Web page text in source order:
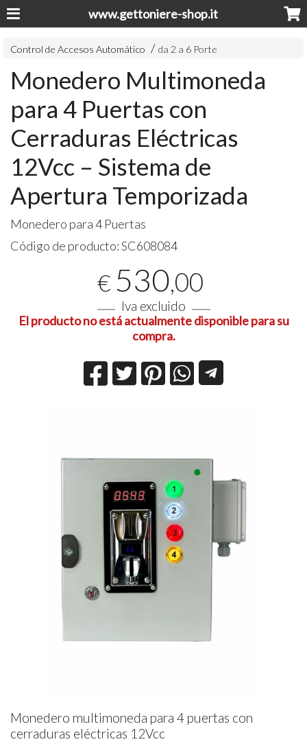
www.gettoniere-shop.it
Control de Accesos Automático da 2 a 6 Porte
Monedero Multimoneda
para 4 Puertas con
Cerraduras Eléctricas
12Vcc – Sistema de
Apertura Temporizada
Monedero para 4 Puertas
Código de producto:SC608084
€ 530,00
Iva excluido
El producto no está actualmente disponible para su
compra.
Monedero multimoneda para 4 puertas con
cerraduras eléctricas 12Vcc